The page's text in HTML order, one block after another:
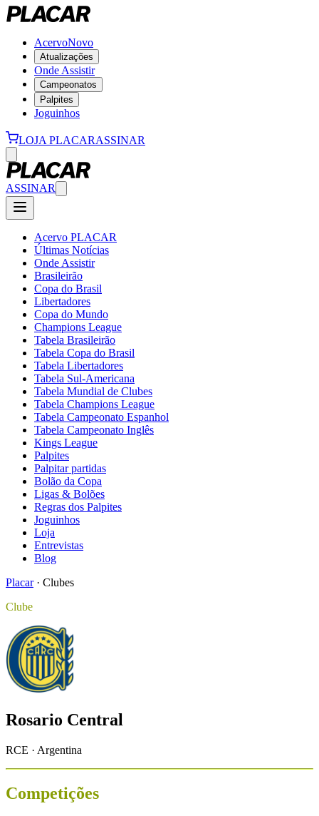
AcervoNovo
Atualizações
Onde Assistir
Campeonatos
Palpites
Joguinhos
LOJA PLACARASSINAR
ASSINAR
Acervo PLACAR
Últimas Notícias
Onde Assistir
Brasileirão
Copa do Brasil
Libertadores
Copa do Mundo
Champions League
Tabela Brasileirão
Tabela Copa do Brasil
Tabela Libertadores
Tabela Sul-Americana
Tabela Mundial de Clubes
Tabela Champions League
Tabela Campeonato Espanhol
Tabela Campeonato Inglês
Kings League
Palpites
Palpitar partidas
Bolão da Copa
Ligas & Bolões
Regras dos Palpites
Joguinhos
Loja
Entrevistas
Blog
Placar · Clubes
Clube
Rosario Central
RCE · Argentina
Competições